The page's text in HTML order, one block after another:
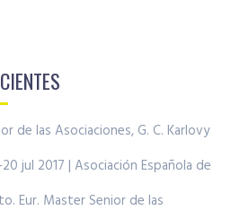
de las Asociaciones, G. C. Karlovy
jul 2017 | Asociación Española de
Eur. Master Senior de las